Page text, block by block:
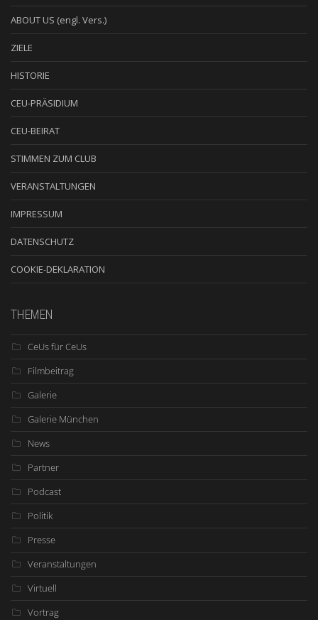
ABOUT US (engl. Vers.)
ZIELE
HISTORIE
CEU-PRÄSIDIUM
CEU-BEIRAT
STIMMEN ZUM CLUB
VERANSTALTUNGEN
IMPRESSUM
DATENSCHUTZ
COOKIE-DEKLARATION
THEMEN
CeUs für CeUs
Filmbeitrag
Galerie
Galerie München
News
Partner
Podcast
Politik
Presse
Veranstaltungen
Virtuell
Vortrag